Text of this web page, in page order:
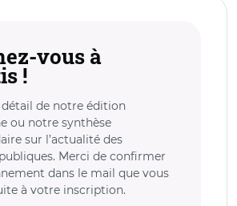
vous à
!
détail de notre édition
ou notre synthèse
sur l’actualité des
Merci de confirmer
dans le mail que vous
à votre inscription.